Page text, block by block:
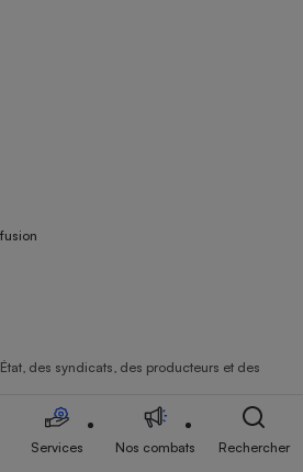
des syndicats, des producteurs et des
Services Nos combats Rechercher